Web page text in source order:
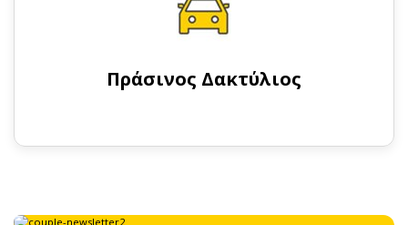
Πράσινος Δακτύλιος